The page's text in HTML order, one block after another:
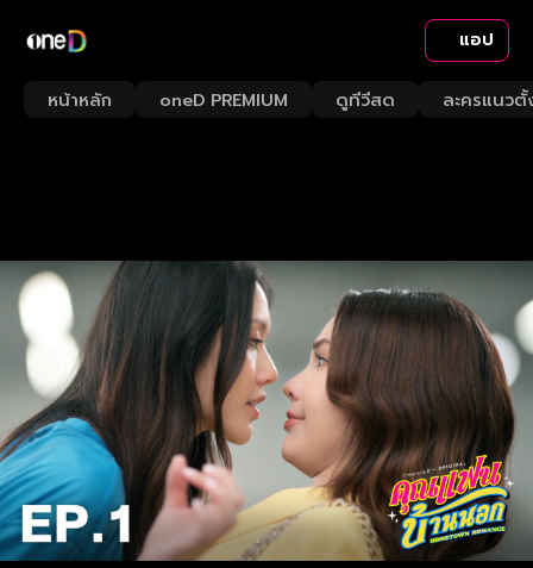
แอป
หน้าหลัก oneD PREMIUM ดูทีวีสด ละครแนวตั้